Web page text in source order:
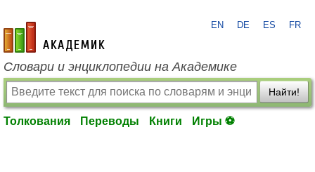
academic.ru
EN DE ES FR
Словари и энциклопедии на Академике
Найти!
Толкования Переводы Книги Игры ⚽